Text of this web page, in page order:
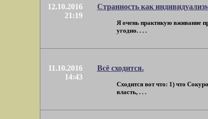
12.10.2016
21:19
Странность как
Я очень практикую вживание
угодно. . . .
11.10.2016
14:43
Всё сходится.
Сходится вот что: 1) что
власть, . . .